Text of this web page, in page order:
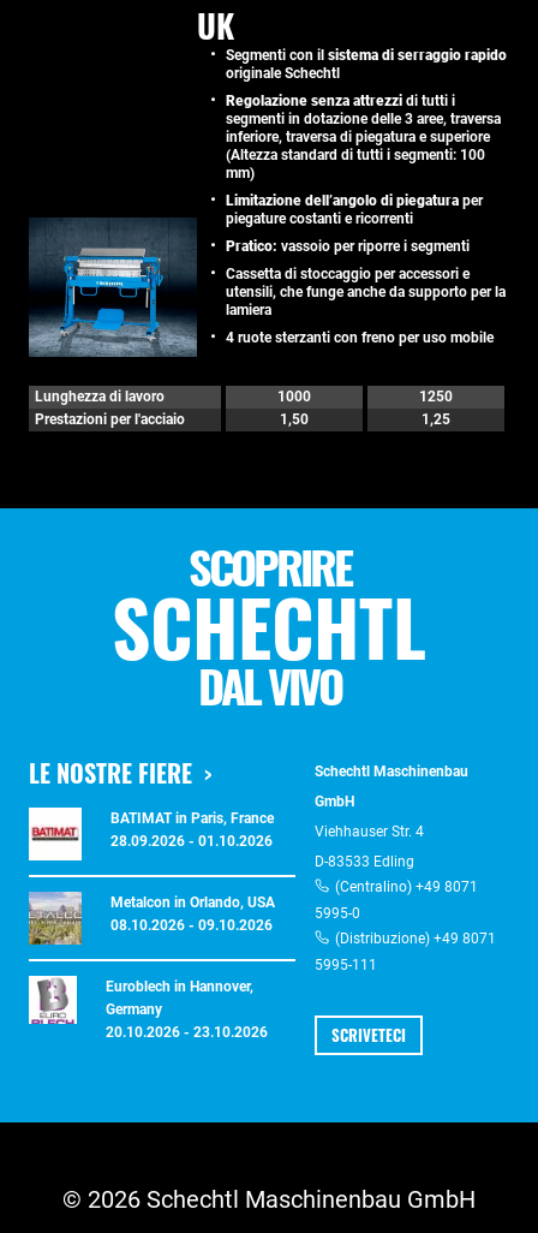
UK
Segmenti con il sistema di serraggio rapido
originale Schechtl
Regolazione senza attrezzi di tutti i
segmenti in dotazione delle 3 aree, traversa
inferiore, traversa di piegatura e superiore
(Altezza standard di tutti i segmenti: 100
mm)
Limitazione dell’angolo di piegatura per
piegature costanti e ricorrenti
Pratico: vassoio per riporre i segmenti
Cassetta di stoccaggio per accessori e
utensili, che funge anche da supporto per la
lamiera
4 ruote sterzanti con freno per uso mobile
Lunghezza di lavoro 1000
1250
Prestazioni per l'acciaio
1,50 1,25
SCOPRIRE
SCHECHTL
DAL VIVO
LE NOSTRE FIERE
BATIMAT in Paris, France
28.09.2026 - 01.10.2026
Metalcon in Orlando, USA
08.10.2026 - 09.10.2026
Euroblech in Hannover,
Germany
20.10.2026 - 23.10.2026
Schechtl Maschinenbau
GmbH
Viehhauser Str. 4
D-83533 Edling
(Centralino) +49 8071
5995-0
(Distribuzione) +49 8071
5995-111
SCRIVETECI
© 2026 Schechtl Maschinenbau GmbH